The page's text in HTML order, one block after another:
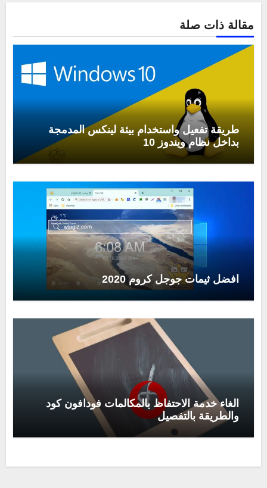
مقالة ذات صلة
طريقة تفعيل واستخدام بيئة لينكس المدمجة
بداخل نظام ويندوز 10
افضل ثيمات جوجل كروم 2020
الغاء خدمة الاحتفاظ بالمكالمات فودافون كود
والطريقة بالتفصيل